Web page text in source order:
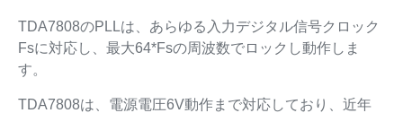
TDA7808のPLLは、あらゆる入力デジタル信号クロック
Fsに対応し、最大64*Fsの周波数でロックし動作しま
す。
TDA7808は、電源電圧6V動作まで対応しており、近年